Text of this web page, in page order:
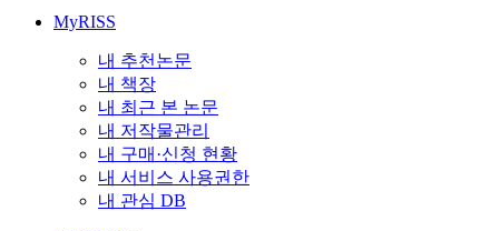
MyRISS
내 추천논문
내 책장
내 최근 본 논문
내 저작물관리
내 구매·신청 현황
내 서비스 사용권한
내 관심 DB